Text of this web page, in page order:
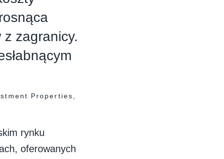
z zagranicy.
Properties,
rynku
oferowanych